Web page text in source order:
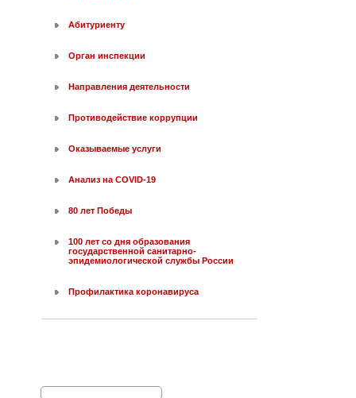
Абитуриенту
Орган инспекции
Направления деятельности
Противодействие коррупции
Оказываемые услуги
Анализ на COVID-19
80 лет Победы
100 лет со дня образования
государственной санитарно-
эпидемиологической службы России
Профилактика коронавируса